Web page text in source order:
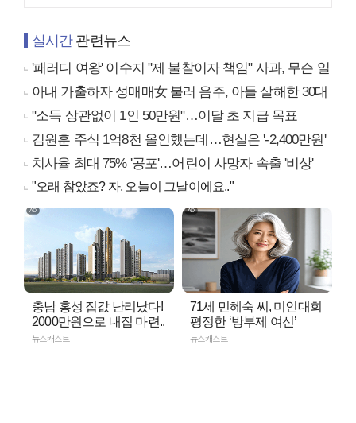
실시간관련뉴스
'패러디 여왕' 이수지 "제 불찰이자 책임" 사과, 무슨 일
아내 가출하자 성매매女 불러 음주, 아들 살해한 30대
"소득 상관없이 1인 50만원"…이달 초 지급 목표
김원훈 주식 1억8천 올인했는데…현실은 '-2,400만원'
치사율 최대 75% '공포'…어린이 사망자 속출 '비상'
"오래 참았죠? 자, 오늘이 그날이에요.."
충남 홍성 집값 난리났다!
2000만원으로 내집 마련..
뉴스캐스트
71세 민혜숙 씨, 미인대회
평정한 ‘방부제 여신’
뉴스캐스트